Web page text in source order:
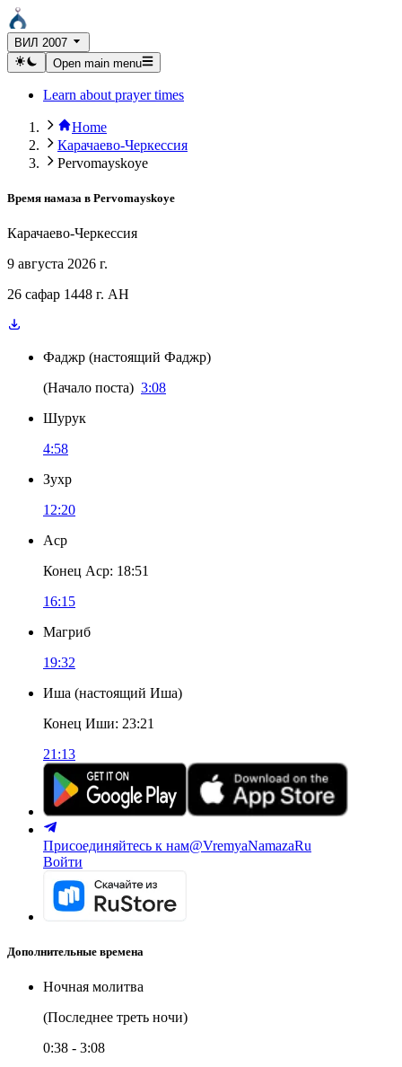
ВИЛ 2007
Open main menu
Learn about prayer times
Home
Карачаево-Черкессия
Pervomayskoye
Время намаза в Pervomayskoye
Карачаево-Черкессия
9 августа 2026 г.
26 сафар 1448 г. AH
Фаджр (настоящий Фаджр)
(Начало поста) 3:08
Шурук
4:58
Зухр
12:20
Аср
Конец Аср: 18:51
16:15
Магриб
19:32
Иша (настоящий Иша)
Конец Иши: 23:21
21:13
Присоединяйтесь к нам@VremyaNamazaRu
Войти
Дополнительные времена
Ночная молитва
(Последнее треть ночи)
0:38 - 3:08